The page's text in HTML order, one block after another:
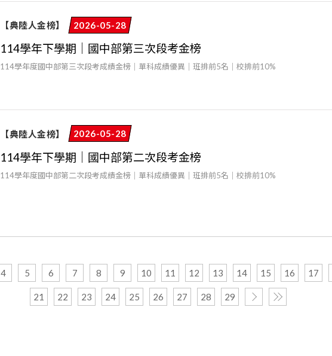
【典陸人金榜】 2026-05-28
114學年下學期｜國中部第三次段考金榜
114學年度國中部第三次段考成績金榜｜單科成績優異｜班排前5名｜校排前10%
【典陸人金榜】 2026-05-28
114學年下學期｜國中部第二次段考金榜
114學年度國中部第二次段考成績金榜｜單科成績優異｜班排前5名｜校排前10%
4 5 6 7 8 9 10 11 12 13 14 15 16 17
21 22 23 24 25 26 27 28 29